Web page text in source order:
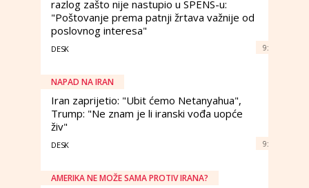
razlog zašto nije nastupio u SPENS-u:
"Poštovanje prema patnji žrtava važnije od
poslovnog interesa"
DESK 9:
NAPAD NA IRAN
Iran zaprijetio: "Ubit ćemo Netanyahua",
Trump: "Ne znam je li iranski vođa uopće
živ"
DESK 9:
AMERIKA NE MOŽE SAMA PROTIV IRANA?